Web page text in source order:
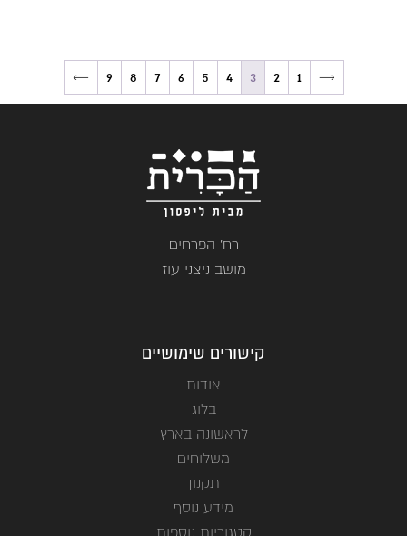
→
1
2
3
4
5
6
7
8
9
←
רח' הפרחים
מושב ניצני עוז
קישורים שימושיים
אודות
בלוג
לראשונה בארץ
משלוחים
תקנון
מידע נוסף
קטגוריות נוספות